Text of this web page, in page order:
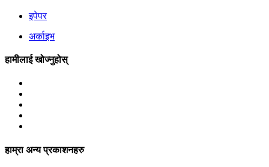
इपेपर
अर्काइभ
हामीलाई खोज्नुहोस्
हाम्रा अन्य प्रकाशनहरु